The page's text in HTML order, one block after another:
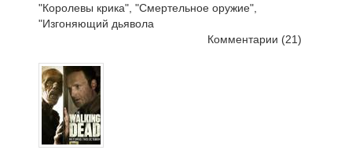
"Королевы крика", "Смертельное оружие",
"Изгоняющий дьявола
Комментарии (21)